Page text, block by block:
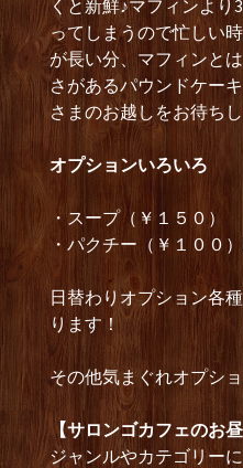
くと新鮮♪マフィンよ
ってしまうので忙しい
が長い分、マフィンと
さがあるパウンドケー
さまのお越しをお待ち
オプションいろいろ
・スープ（￥１５０）
・パクチー（￥１００
日替わりオプション各
ります！
その他気まぐれオプシ
【サロンゴカフェのお昼
ジャンルやカテゴリー